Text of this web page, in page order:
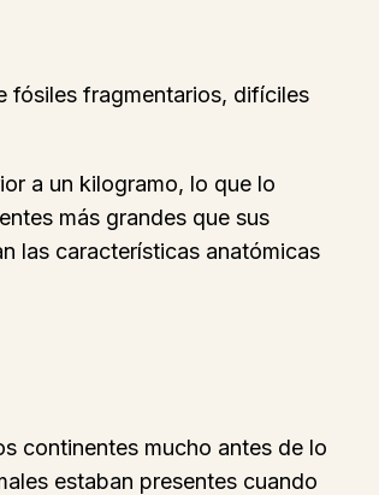
fósiles fragmentarios, difíciles
a un kilogramo, lo que lo
más grandes que sus
las características anatómicas
continentes mucho antes de lo
estaban presentes cuando